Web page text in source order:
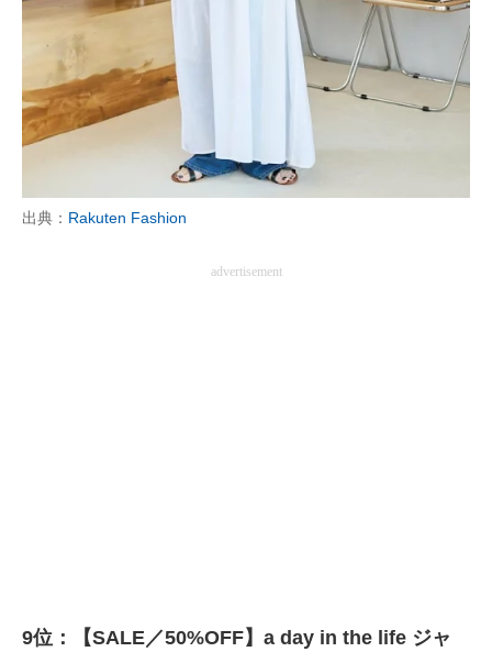
出典： Rakuten Fashion
advertisement
9位：【SALE／50%OFF】a day in the life ジャ